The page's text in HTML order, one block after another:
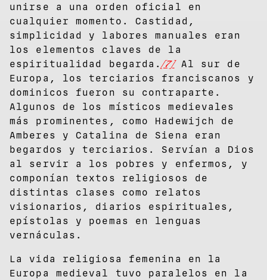
unirse a una orden oficial en
cualquier momento. Castidad,
simplicidad y labores manuales eran
los elementos claves de la
espiritualidad begarda.[7]Al sur de
Europa, los terciarios franciscanos y
dominicos fueron su contraparte.
Algunos de los místicos medievales
más prominentes, como Hadewijch de
Amberes y Catalina de Siena eran
begardos y terciarios. Servían a Dios
al servir a los pobres y enfermos, y
componían textos religiosos de
distintas clases como relatos
visionarios, diarios espirituales,
epístolas y poemas en lenguas
vernáculas.
La vida religiosa femenina en la
Europa medieval tuvo paralelos en la